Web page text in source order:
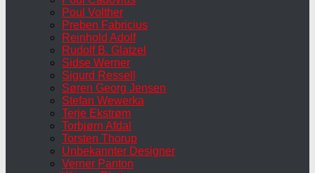
Poul Volther
Preben Fabricius
Reinhold Adolf
Rudolf B. Glatzel
Sidse Werner
Sigurd Ressell
Søren Georg Jensen
Stefan Wewerka
Terje Ekstrøm
Torbjørn Afdal
Torsten Thorup
Unbekannter Designer
Verner Panton